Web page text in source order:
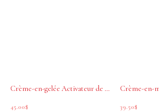
Crème-en-gelée Activateur de définition Curl Expression 250ml L’ORÉAL PROFESSIONNEL
45.00$ 39.50$